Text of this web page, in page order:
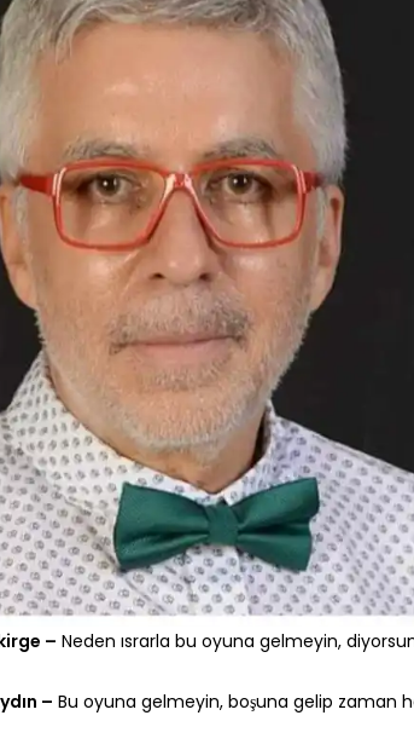
– Neden ısrarla bu oyuna gelmeyin,
– Bu oyuna gelmeyin, boşuna gelip zaman